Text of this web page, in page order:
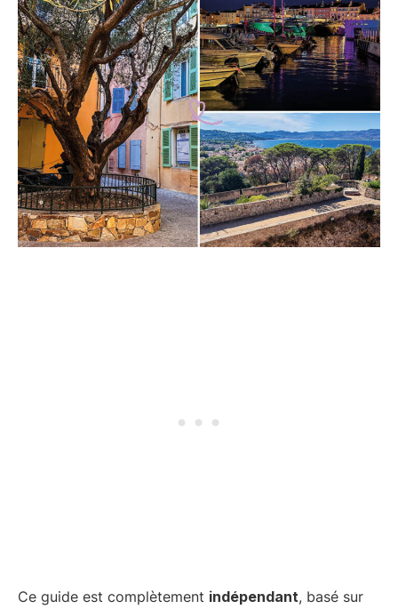
Ce guide est complètement indépendant, basé sur